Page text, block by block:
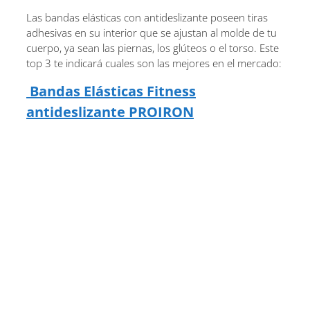
Las bandas elásticas con antideslizante poseen tiras
adhesivas en su interior que se ajustan al molde de tu
cuerpo, ya sean las piernas, los glúteos o el torso. Este
top 3 te indicará cuales son las mejores en el mercado:
Bandas Elásticas Fitness
antideslizante PROIRON